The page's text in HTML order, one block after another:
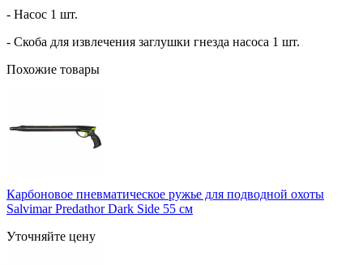
- Насос 1 шт.
- Скоба для извлечения заглушки гнезда насоса 1 шт.
Похожие товары
Карбоновое пневматическое ружье для подводной охоты
Salvimar Predathor Dark Side 55 см
Уточняйте цену